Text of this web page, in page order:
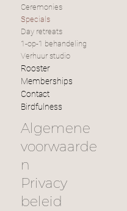
Ceremonies
Specials
Day retreats
1-op-1 behandeling
Verhuur studio
Rooster
Memberships
Contact
Birdfulness
Algemene
voorwaarde
n
Privacy
beleid